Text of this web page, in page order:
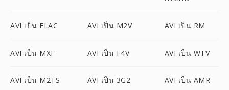
AVI เป็น FLAC AVI เป็น M2V AVI เป็น RM
AVI เป็น MXF AVI เป็น F4V AVI เป็น WTV
AVI เป็น M2TS AVI เป็น 3G2 AVI เป็น AMR